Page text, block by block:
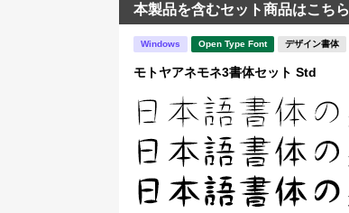
本製品を含むセット商品はこちら
Windows Open Type Font デザイン書体
モトヤアネモネ3書体セット Std